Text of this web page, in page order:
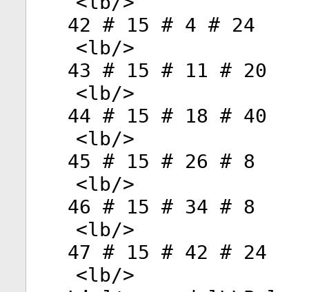
42 # 15 # 4 # 24
<lb/>
43 # 15 # 11 # 20
<lb/>
44 # 15 # 18 # 40
<lb/>
45 # 15 # 26 # 8
<lb/>
46 # 15 # 34 # 8
<lb/>
47 # 15 # 42 # 24
<lb/>